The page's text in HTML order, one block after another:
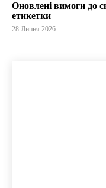
Оновлені вимоги до
етикетки
28 Липня 2026